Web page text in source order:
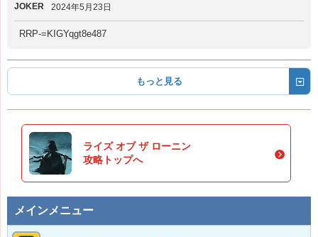
JOKER 2024年5月23日
RRP-=KIGYqgt8e487
もっと見る
ライズ オブ ザ ローニン
攻略トップへ
メインメニュー